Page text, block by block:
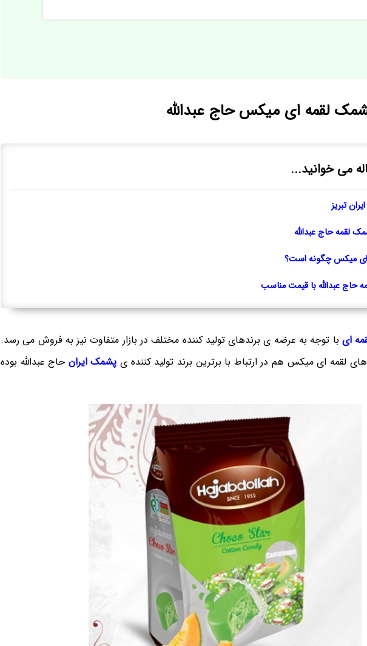
لقمه ای میکس حاج عبدالله
می خوانید...
تبریز
لقمه حاج عبدالله
ای میکس چگونه است؟
حاج عبدالله با قیمت مناسب
ای با توجه به عرضه ی برندهای تولید کننده مختلف در بازار متفاوت نیز به فروش می رسد.
لقمه ای میکس هم در ارتباط با برترین برند تولید کننده ی پشمک ایران حاج عبدالله بوده